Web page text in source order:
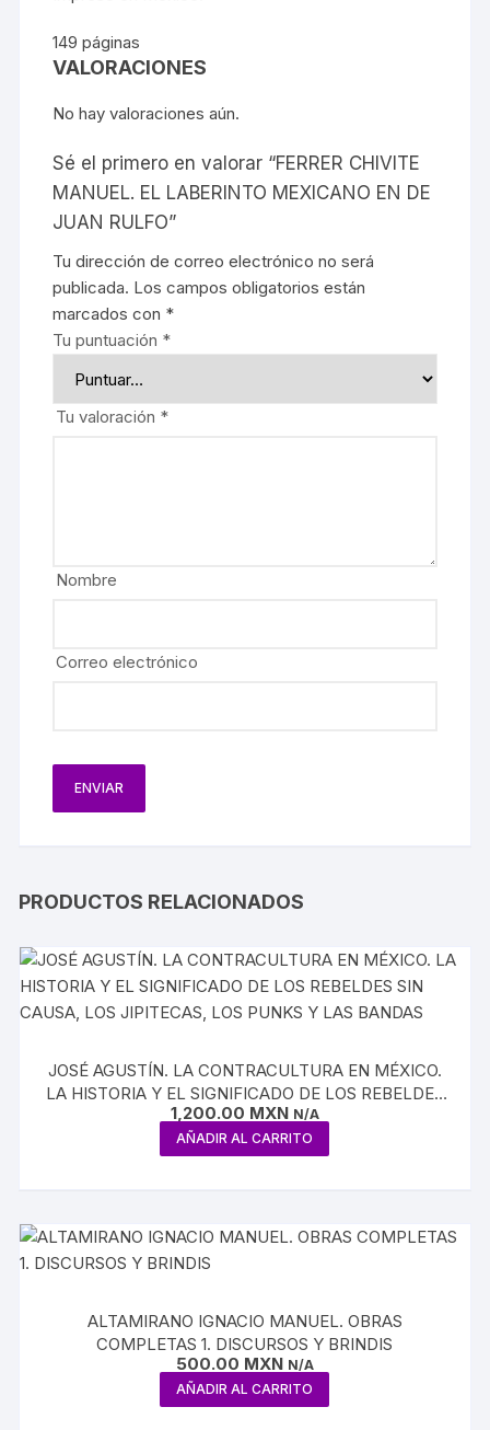
149 páginas
VALORACIONES
No hay valoraciones aún.
Sé el primero en valorar “FERRER CHIVITE
MANUEL. EL LABERINTO MEXICANO EN DE
JUAN RULFO”
Tu dirección de correo electrónico no será
publicada. Los campos obligatorios están
marcados con *
Tu puntuación *
Tu valoración *
Nombre
Correo electrónico
PRODUCTOS RELACIONADOS
JOSÉ AGUSTÍN. LA CONTRACULTURA EN MÉXICO.
LA HISTORIA Y EL SIGNIFICADO DE LOS REBELDES
SIN CAUSA, LOS JIPITECAS, LOS PUNKS Y LAS
BANDAS
1,200.00 MXN N/A
AÑADIR AL CARRITO
ALTAMIRANO IGNACIO MANUEL. OBRAS
COMPLETAS 1. DISCURSOS Y BRINDIS
500.00 MXN N/A
AÑADIR AL CARRITO